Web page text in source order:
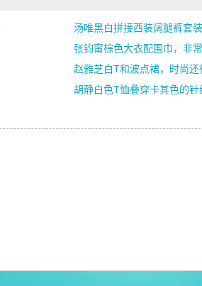
汤唯黑白拼接西装阔腿裤套
张钧甯棕色大衣配围巾，非
赵雅芝白T和波点裙，时尚还
胡静白色T恤叠穿卡其色的